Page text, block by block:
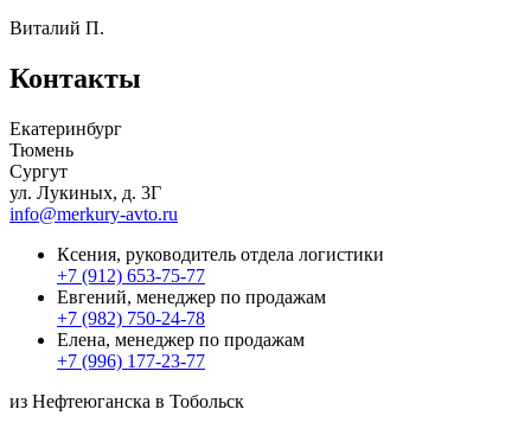
Виталий П.
Контакты
Екатеринбург
Тюмень
Сургут
ул. Лукиных, д. 3Г
info@merkury-avto.ru
Ксения, руководитель отдела логистики
+7 (912) 653-75-77
Евгений, менеджер по продажам
+7 (982) 750-24-78
Елена, менеджер по продажам
+7 (996) 177-23-77
из Нефтеюганска в Тобольск